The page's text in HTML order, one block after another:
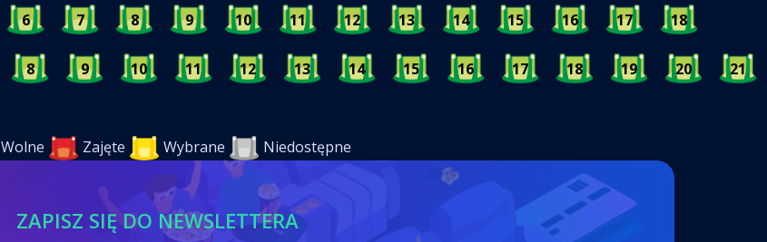
6 7 8 9 10 11 12 13 14 15 16 17
18
8 9 10 11 12 13 14 15 16 17 18 19 20 21
Wolne Zajęte Wybrane Niedostępne
ZAPISZ SIĘ DO NEWSLETTERA